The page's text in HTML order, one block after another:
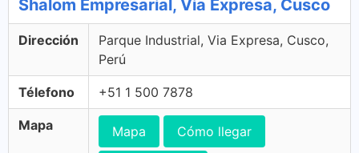
Shalom Empresarial, Via Expresa, Cusco
Dirección
Parque Industrial, Via Expresa, Cusco,
Perú
Télefono +51 1 500 7878
Mapa Mapa Cómo llegar